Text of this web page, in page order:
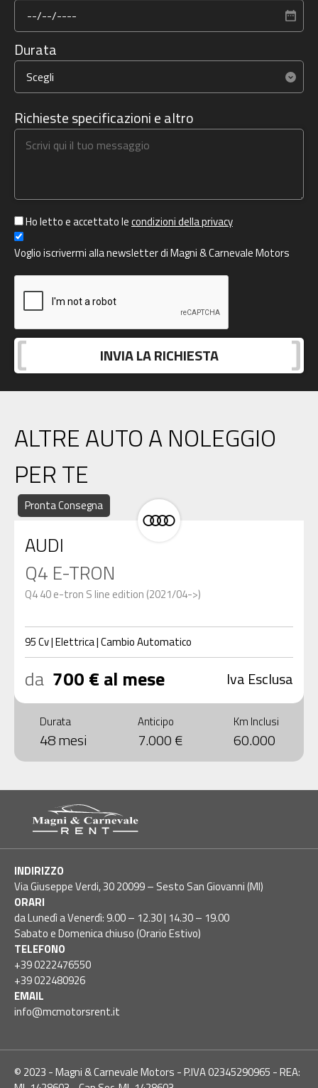
Durata
Richieste specificazioni e altro
Ho letto e accettato lecondizioni della privacy
Voglio iscrivermi alla newsletter di Magni & Carnevale Motors
ALTRE AUTO A NOLEGGIO
PER TE
Pronta Consegna
AUDI
Q4 E-TRON
Q4 40 e-tron S line edition (2021/04->)
95Cv|Elettrica|CambioAutomatico
da 700 € al mese Iva Esclusa
Durata
48 mesi
Anticipo
7.000 €
Km Inclusi
60.000
INDIRIZZO
Via Giuseppe Verdi, 30 20099 – Sesto San Giovanni (MI)
ORARI
da Lunedì a Venerdì: 9.00 – 12.30 | 14.30 – 19.00
Sabato e Domenica chiuso (Orario Estivo)
TELEFONO
+39 0222476550
+39 022480926
EMAIL
info@mcmotorsrent.it
© 2023 - Magni & Carnevale Motors - P.IVA 02345290965 - REA: